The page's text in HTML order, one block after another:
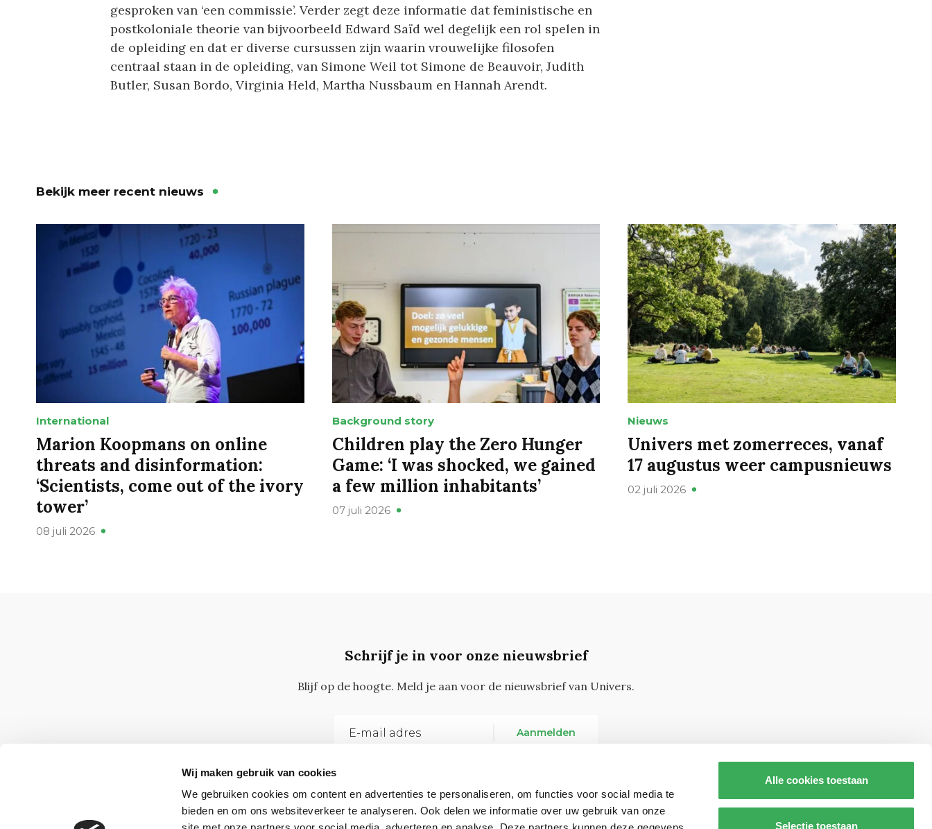
Wij maken gebruik van cookies
We gebruiken cookies om content en advertenties te personaliseren, om functies voor social media te
bieden en om ons websiteverkeer te analyseren. Ook delen we informatie over uw gebruik van onze
Alle cookies toestaan
Selectie toestaan
gesproken van ‘een commissie’. Verder zegt deze informatie dat feministische en
postkoloniale theorie van bijvoorbeeld Edward Saïd wel degelijk een rol spelen in
de opleiding en dat er diverse cursussen zijn waarin vrouwelijke filosofen
centraal staan in de opleiding, van Simone Weil tot Simone de Beauvoir, Judith
Butler, Susan Bordo, Virginia Held, Martha Nussbaum en Hannah Arendt.
Bekijk meer recent nieuws
International
Marion Koopmans on online
threats and disinformation:
‘Scientists, come out of the ivory
tower’
08 juli 2026
Background story
Children play the Zero Hunger
Game: ‘I was shocked, we gained
a few million inhabitants’
07 juli 2026
Nieuws
Univers met zomerreces, vanaf
17 augustus weer campusnieuws
02 juli 2026
Schrijf je in voor onze nieuwsbrief
Blijf op de hoogte. Meld je aan voor de nieuwsbrief van Univers.
Aanmelden